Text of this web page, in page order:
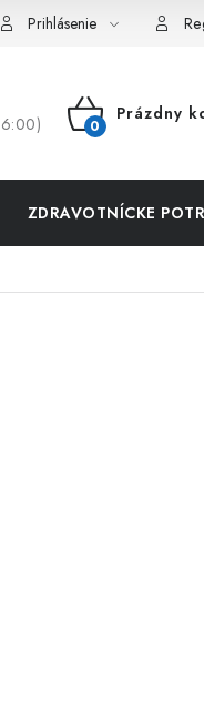
Prihlásenie
NÁKUPNÝ
Prázdny
ZDRAVOTNÍCKE